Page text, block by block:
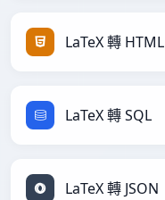
LaTeX 轉 HTML
LaTeX 轉 SQL
LaTeX 轉 JSON